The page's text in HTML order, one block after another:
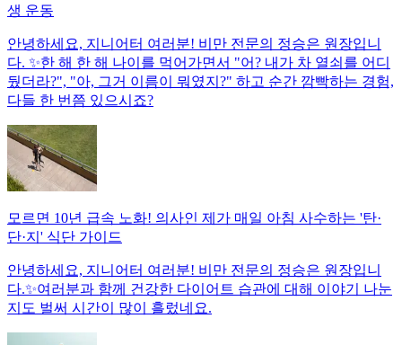
생 운동
안녕하세요, 지니어터 여러분! 비만 전문의 정승은 원장입니
다. ✨한 해 한 해 나이를 먹어가면서 "어? 내가 차 열쇠를 어디
뒀더라?", "아, 그거 이름이 뭐였지?" 하고 순간 깜빡하는 경험,
다들 한 번쯤 있으시죠?
모르면 10년 급속 노화! 의사인 제가 매일 아침 사수하는 '탄·
단·지' 식단 가이드
안녕하세요, 지니어터 여러분! 비만 전문의 정승은 원장입니
다.✨여러분과 함께 건강한 다이어트 습관에 대해 이야기 나눈
지도 벌써 시간이 많이 흘렀네요.